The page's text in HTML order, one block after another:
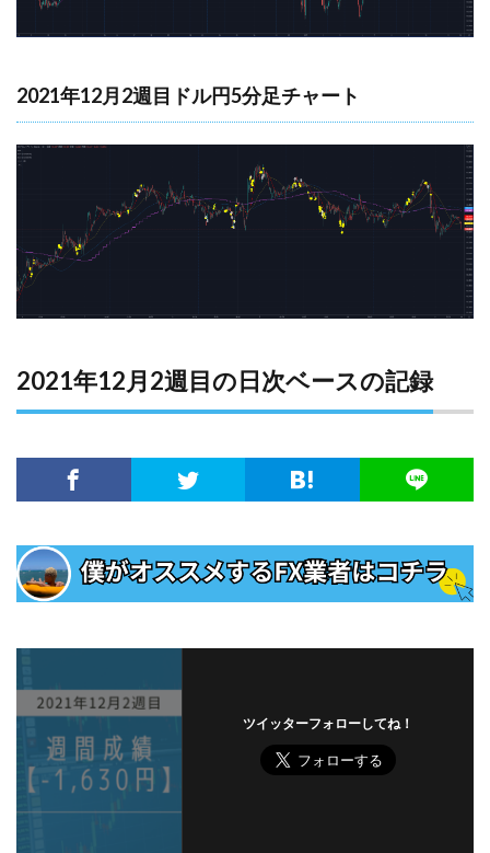
2021年12月2週目ドル円5分足チャート
2021年12月2週目の日次ベースの記録
ツイッターフォローしてね！